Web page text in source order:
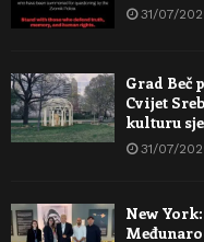
31/07/
Grad Beč
Cvijet
kulturu
31/07/
New